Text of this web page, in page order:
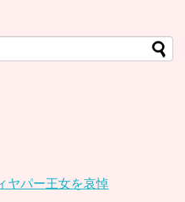
ヤパー王女を哀悼